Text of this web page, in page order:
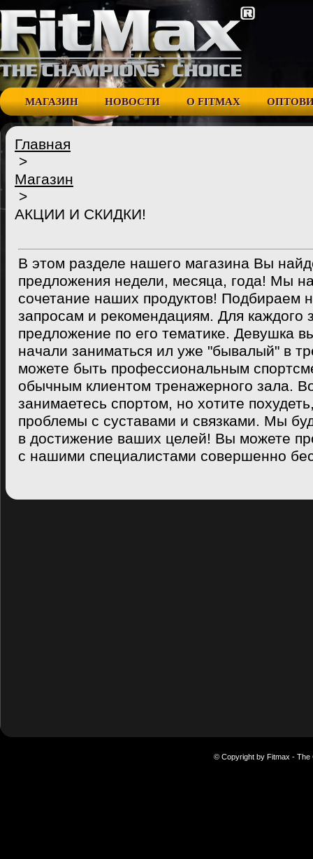
МАГАЗИН НОВОСТИ О FITMAX
Главная
>
Магазин
>
АКЦИИ И СКИДКИ!
В этом разделе нашего магазина Вы
предложения недели, месяца, года! Мы
сочетание наших продуктов! Подбираем
запросам и рекомендациям. Для каждого
предложение по его тематике. Девушка
начали заниматься ил уже "бывалый" в
можете быть профессиональным
обычным клиентом тренажерного зала.
занимаетесь спортом, но хотите
проблемы с суставами и связками. Мы
в достижение ваших целей! Вы можете
с нашими специалистами совершенно
© Copyright by Fitmax - The